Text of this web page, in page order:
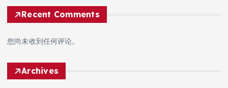
Recent Comments
您尚未收到任何评论。
Archives